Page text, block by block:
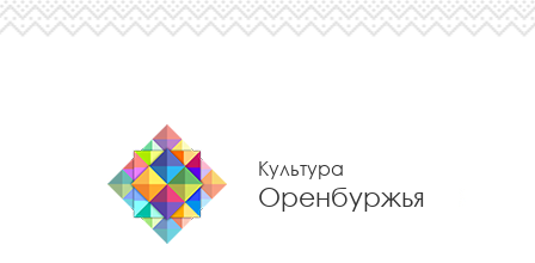
Культура
Оренбуржья